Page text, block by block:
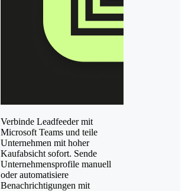
Verbinde Leadfeeder mit
Microsoft Teams und teile
Unternehmen mit hoher
Kaufabsicht sofort. Sende
Unternehmensprofile manuell
oder automatisiere
Benachrichtigungen mit